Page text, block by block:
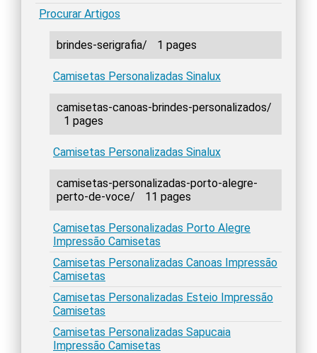
Procurar Artigos
brindes-serigrafia/ 1 pages
Camisetas Personalizadas Sinalux
camisetas-canoas-brindes-personalizados/
1 pages
Camisetas Personalizadas Sinalux
camisetas-personalizadas-porto-alegre-
perto-de-voce/
11 pages
Camisetas Personalizadas Porto Alegre
Impressão Camisetas
Camisetas Personalizadas Canoas Impressão
Camisetas
Camisetas Personalizadas Esteio Impressão
Camisetas
Camisetas Personalizadas Sapucaia
Impressão Camisetas